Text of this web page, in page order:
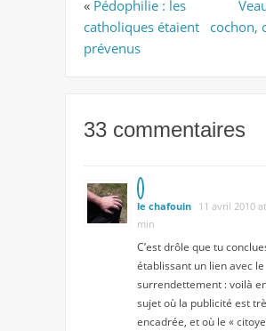
« Pédophilie : les
catholiques étaient
prévenus
cochon,
33 commentaires
le chafouin 11 avril 2010
min
C’est drôle que tu
établissant un lien avec le
surrendettement : voilà
sujet où la publicité est
encadrée, et où le «